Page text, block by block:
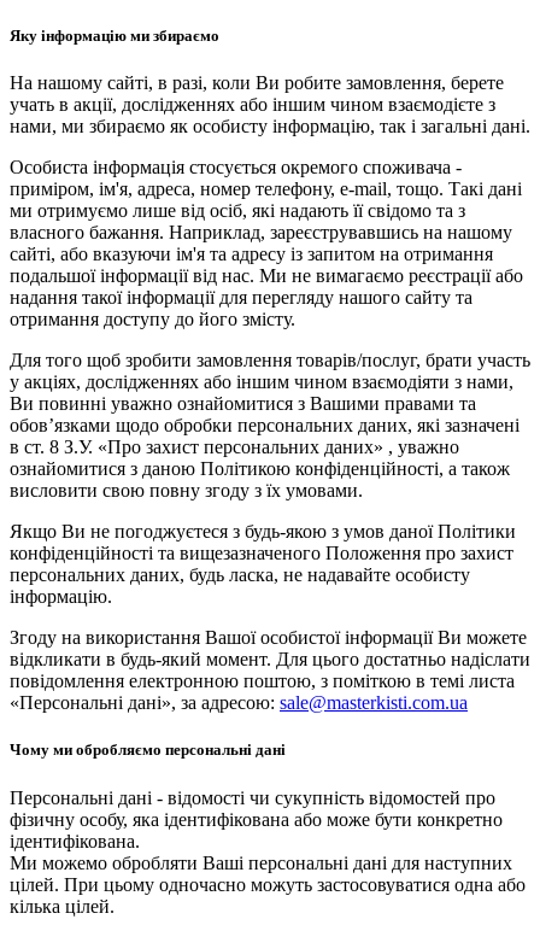
Яку інформацію ми збираємо
На нашому сайті, в разі, коли Ви робите замовлення, берете
учать в акції, дослідженнях або іншим чином взаємодієте з
нами, ми збираємо як особисту інформацію, так і загальні дані.
Особиста інформація стосується окремого споживача -
приміром, ім'я, адреса, номер телефону, e-mail, тощо. Такі дані
ми отримуємо лише від осіб, які надають її свідомо та з
власного бажання. Наприклад, зареєструвавшись на нашому
сайті, або вказуючи ім'я та адресу із запитом на отримання
подальшої інформації від нас. Ми не вимагаємо реєстрації або
надання такої інформації для перегляду нашого сайту та
отримання доступу до його змісту.
Для того щоб зробити замовлення товарів/послуг, брати участь
у акціях, дослідженнях або іншим чином взаємодіяти з нами,
Ви повинні уважно ознайомитися з Вашими правами та
обов’язками щодо обробки персональних даних, які зазначені
в ст. 8 З.У. «Про захист персональних даних» , уважно
ознайомитися з даною Політикою конфіденційності, а також
висловити свою повну згоду з їх умовами.
Якщо Ви не погоджуєтеся з будь-якою з умов даної Політики
конфіденційності та вищезазначеного Положення про захист
персональних даних, будь ласка, не надавайте особисту
інформацію.
Згоду на використання Вашої особистої інформації Ви можете
відкликати в будь-який момент. Для цього достатньо надіслати
повідомлення електронною поштою, з поміткою в темі листа
«Персональні дані», за адресою: sale@masterkisti.com.ua
Чому ми обробляємо персональні дані
Персональні дані - відомості чи сукупність відомостей про
фізичну особу, яка ідентифікована або може бути конкретно
ідентифікована.
Ми можемо обробляти Ваші персональні дані для наступних
цілей. При цьому одночасно можуть застосовуватися одна або
кілька цілей.